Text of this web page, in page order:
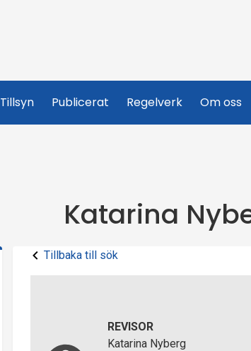
Tillsyn Publicerat Regelverk Om oss
Katarina
Tillbaka till sök
REVISOR
Katarina Nyberg